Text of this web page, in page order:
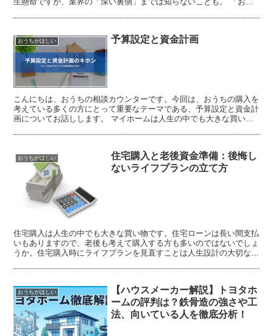
舗責任者を務め、数え切れないほどのお客様の家づくりに携わってき
おうちがほしい 予算設定と資金計画
こんにちは、おうちの相談カウンターです。今回は、おうちの購入を
考えている多くの方にとって重要なテーマである、予算設定と資金計
画についてお話しします。 マイホームは人生の中でも大きな買い物
おうちがほしい
住宅購入と老後資金準備：後悔し
ないライフプランの立て方
住宅購入は人生の中でも大きな買い物です。住宅ローンは長い間支払
いもありますので、老後も考えて購入する方も多いのではないでしょ
うか。住宅購入時にライフプランを見直すことは人生設計の大切な一
おうちがほしい
【ハウスメーカー解説】トヨタホ
ームの評判は？鉄骨造の強さや工
法、向いている人を徹底分析！